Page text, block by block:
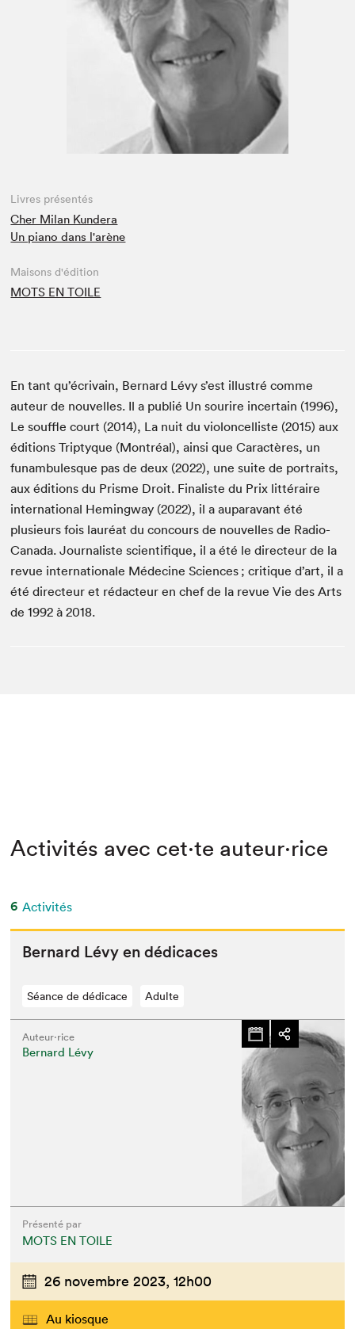
Espace médias
Livres présentés
Cher Milan Kundera
Un piano dans l'arène
Maisons d'édition
MOTS EN TOILE
En tant qu’écrivain, Bernard Lévy s’est illustré comme
auteur de nouvelles. Il a publié Un sourire incertain (1996),
Le souffle court (2014), La nuit du violoncelliste (2015) aux
éditions Triptyque (Montréal), ainsi que Caractères, un
funambulesque pas de deux (2022), une suite de portraits,
aux éditions du Prisme Droit. Finaliste du Prix littéraire
international Heming­way (2022), il a auparavant été
plusieurs fois lauréat du concours de nouvelles de Radio-
Canada. Journaliste scientifique, il a été le directeur de la
revue internationale Médecine Sciences ; critique d’art, il a
été directeur et rédacteur en chef de la revue Vie des Arts
de 1992 à 2018.
Activités avec cet·te auteur·rice
6 Activités
Bernard Lévy en dédicaces
Séance de dédicace Adulte
Auteur·rice
Bernard Lévy
Présenté par
MOTS EN TOILE
26 novembre 2023, 12h00
Au kiosque